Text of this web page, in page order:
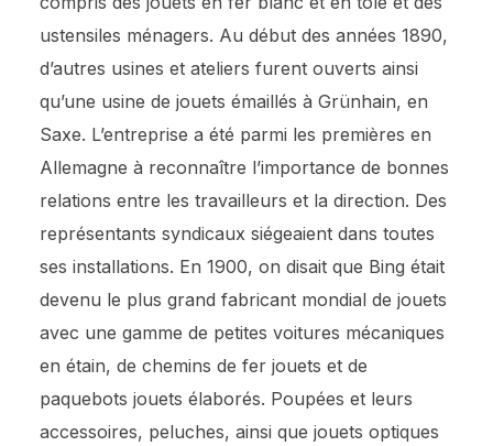
ustensiles ménagers. Au début des années 1890,
d’autres usines et ateliers furent ouverts ainsi
qu’une usine de jouets émaillés à Grünhain, en
Saxe. L’entreprise a été parmi les premières en
Allemagne à reconnaître l’importance de bonnes
relations entre les travailleurs et la direction. Des
représentants syndicaux siégeaient dans toutes
ses installations. En 1900, on disait que Bing était
devenu le plus grand fabricant mondial de jouets
avec une gamme de petites voitures mécaniques
en étain, de chemins de fer jouets et de
paquebots jouets élaborés. Poupées et leurs
accessoires, peluches, ainsi que jouets optiques